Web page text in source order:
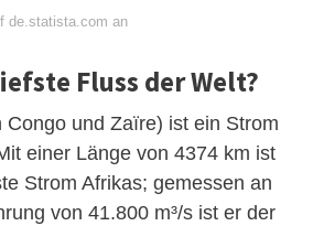
de.statista.com an
Fluss der Welt?
Congo und Zaïre) ist ein Strom
einer Länge von 4374 km ist
Strom Afrikas; gemessen an
von 41.800 m³/s ist er der